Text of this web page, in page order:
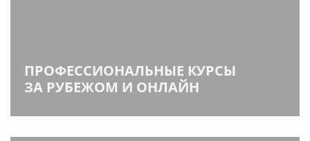
ПРОФЕССИОНАЛЬНЫЕ КУРСЫ
ЗА РУБЕЖОМ И ОНЛАЙН